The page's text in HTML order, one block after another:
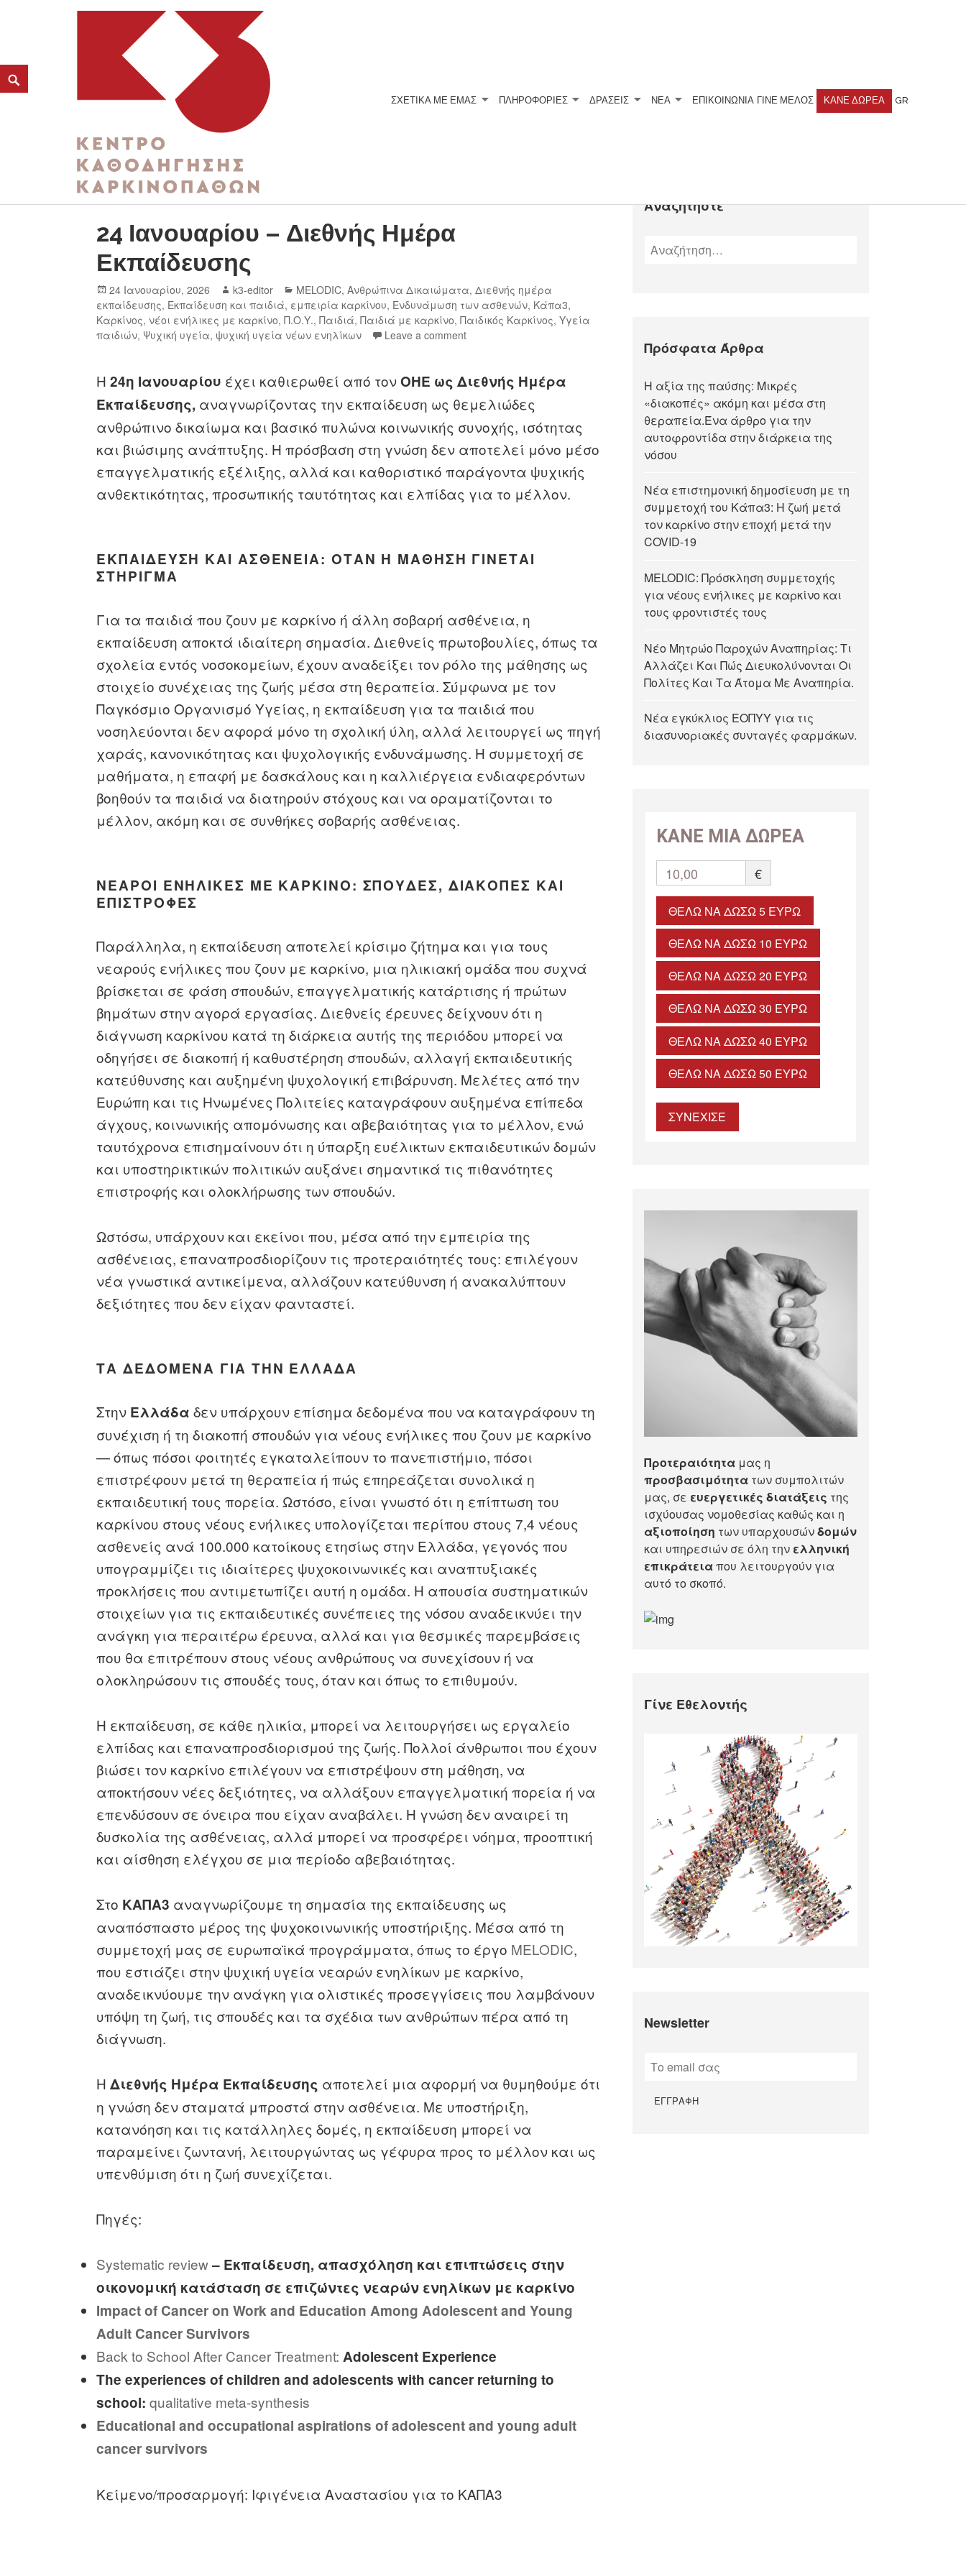
K3
ΚΕΝΤΡΟ ΚΑΘΟΔΗΓΗΣΗΣ ΚΑΡΚΙΝΟΠΑΘΩΝ
ΣΧΕΤΙΚΆ ΜΕ ΕΜΆΣ ΠΛΗΡΟΦΟΡΙΕΣ ΔΡΑΣΕΙΣ ΝΕΑ ΕΠΙΚΟΙΝΩΝΙΑ ΓΊΝΕ ΜΈΛΟΣ ΚΆΝΕ ΔΩΡΕΆ GR
ΚΑΤΗΓΟΡΊΑ:
24 Ιανουαρίου – Διεθνής Ημέρα
Εκπαίδευσης
24 Ιανουαρίου, 2026 k3-editor MELODIC,Ανθρώπινα Δικαιώματα,Διεθνής ημέρα
εκπαίδευσης, Εκπαίδευση και παιδιά, εμπειρία καρκίνου, Ενδυνάμωση των ασθενών, Κάπα3,
Καρκίνος,νέοι ενήλικες με καρκίνο,Π.Ο.Υ.,Παιδιά,Παιδιά με καρκίνο,Παιδικός Καρκίνος,Υγεία
παιδιών, Ψυχική υγεία, ψυχική υγεία νέων ενηλίκων Leave a comment
Η24η Ιανουαρίου έχει καθιερωθεί από τονΟΗΕ ως Διεθνής Ημέρα
Εκπαίδευσης, αναγνωρίζοντας την εκπαίδευση ως θεμελιώδες
ανθρώπινο δικαίωμα και βασικό πυλώνα κοινωνικής συνοχής, ισότητας
και βιώσιμης ανάπτυξης. Η πρόσβαση στη γνώση δεν αποτελεί μόνο μέσο
επαγγελματικής εξέλιξης, αλλά και καθοριστικό παράγοντα ψυχικής
ανθεκτικότητας, προσωπικής ταυτότητας και ελπίδας για το μέλλον.
ΕΚΠΑΊΔΕΥΣΗ ΚΑΙ ΑΣΘΈΝΕΙΑ: ΌΤΑΝ Η ΜΆΘΗΣΗ ΓΊΝΕΤΑΙ
ΣΤΉΡΙΓΜΑ
Για τα παιδιά που ζουν με καρκίνο ή άλλη σοβαρή ασθένεια, η
εκπαίδευση αποκτά ιδιαίτερη σημασία. Διεθνείς πρωτοβουλίες, όπως τα
σχολεία εντός νοσοκομείων, έχουν αναδείξει τον ρόλο της μάθησης ως
στοιχείο συνέχειας της ζωής μέσα στη θεραπεία. Σύμφωνα με τον
Παγκόσμιο Οργανισμό Υγείας, η εκπαίδευση για τα παιδιά που
νοσηλεύονται δεν αφορά μόνο τη σχολική ύλη, αλλά λειτουργεί ως πηγή
χαράς, κανονικότητας και ψυχολογικής ενδυνάμωσης. Η συμμετοχή σε
μαθήματα, η επαφή με δασκάλους και η καλλιέργεια ενδιαφερόντων
βοηθούν τα παιδιά να διατηρούν στόχους και να οραματίζονται το
μέλλον, ακόμη και σε συνθήκες σοβαρής ασθένειας.
ΝΕΑΡΟΊ ΕΝΉΛΙΚΕΣ ΜΕ ΚΑΡΚΊΝΟ: ΣΠΟΥΔΈΣ, ΔΙΑΚΟΠΈΣ ΚΑΙ
ΕΠΙΣΤΡΟΦΈΣ
Παράλληλα, η εκπαίδευση αποτελεί κρίσιμο ζήτημα και για τους
νεαρούς ενήλικες που ζουν με καρκίνο, μια ηλικιακή ομάδα που συχνά
βρίσκεται σε φάση σπουδών, επαγγελματικής κατάρτισης ή πρώτων
βημάτων στην αγορά εργασίας. Διεθνείς έρευνες δείχνουν ότι η
διάγνωση καρκίνου κατά τη διάρκεια αυτής της περιόδου μπορεί να
οδηγήσει σε διακοπή ή καθυστέρηση σπουδών, αλλαγή εκπαιδευτικής
κατεύθυνσης και αυξημένη ψυχολογική επιβάρυνση. Μελέτες από την
Ευρώπη και τις Ηνωμένες Πολιτείες καταγράφουν αυξημένα επίπεδα
άγχους, κοινωνικής απομόνωσης και αβεβαιότητας για το μέλλον, ενώ
ταυτόχρονα επισημαίνουν ότι η ύπαρξη ευέλικτων εκπαιδευτικών δομών
και υποστηρικτικών πολιτικών αυξάνει σημαντικά τις πιθανότητες
επιστροφής και ολοκλήρωσης των σπουδών.
Ωστόσω, υπάρχουν και εκείνοι που, μέσα από την εμπειρία της
ασθένειας, επαναπροσδιορίζουν τις προτεραιότητές τους: επιλέγουν
νέα γνωστικά αντικείμενα, αλλάζουν κατεύθυνση ή ανακαλύπτουν
δεξιότητες που δεν είχαν φανταστεί.
ΤΑ ΔΕΔΟΜΈΝΑ ΓΙΑ ΤΗΝ ΕΛΛΆΔΑ
Στην Ελλάδα δεν υπάρχουν επίσημα δεδομένα που να καταγράφουν τη
συνέχιση ή τη διακοπή σπουδών για νέους ενήλικες που ζουν με καρκίνο
— όπως πόσοι φοιτητές εγκαταλείπουν το πανεπιστήμιο, πόσοι
επιστρέφουν μετά τη θεραπεία ή πώς επηρεάζεται συνολικά η
εκπαιδευτική τους πορεία. Ωστόσο, είναι γνωστό ότι η επίπτωση του
καρκίνου στους νέους ενήλικες υπολογίζεται περίπου στους 7,4 νέους
ασθενείς ανά 100.000 κατοίκους ετησίως στην Ελλάδα, γεγονός που
υπογραμμίζει τις ιδιαίτερες ψυχοκοινωνικές και αναπτυξιακές
προκλήσεις που αντιμετωπίζει αυτή η ομάδα. Η απουσία συστηματικών
στοιχείων για τις εκπαιδευτικές συνέπειες της νόσου αναδεικνύει την
ανάγκη για περαιτέρω έρευνα, αλλά και για θεσμικές παρεμβάσεις
που θα επιτρέπουν στους νέους ανθρώπους να συνεχίσουν ή να
ολοκληρώσουν τις σπουδές τους, όταν και όπως το επιθυμούν.
Η εκπαίδευση, σε κάθε ηλικία, μπορεί να λειτουργήσει ως εργαλείο
ελπίδας και επαναπροσδιορισμού της ζωής. Πολλοί άνθρωποι που έχουν
βιώσει τον καρκίνο επιλέγουν να επιστρέψουν στη μάθηση, να
αποκτήσουν νέες δεξιότητες, να αλλάξουν επαγγελματική πορεία ή να
επενδύσουν σε όνειρα που είχαν αναβάλει. Η γνώση δεν αναιρεί τη
δυσκολία της ασθένειας, αλλά μπορεί να προσφέρει νόημα, προοπτική
και αίσθηση ελέγχου σε μια περίοδο αβεβαιότητας.
Στο ΚΑΠΑ3 αναγνωρίζουμε τη σημασία της εκπαίδευσης ως
αναπόσπαστο μέρος της ψυχοκοινωνικής υποστήριξης. Μέσα από τη
συμμετοχή μας σε ευρωπαϊκά προγράμματα, όπως το έργο MELODIC,
που εστιάζει στην ψυχική υγεία νεαρών ενηλίκων με καρκίνο,
αναδεικνύουμε την ανάγκη για ολιστικές προσεγγίσεις που λαμβάνουν
υπόψη τη ζωή, τις σπουδές και τα σχέδια των ανθρώπων πέρα από τη
διάγνωση.
ΗΔιεθνής Ημέρα Εκπαίδευσης αποτελεί μια αφορμή να θυμηθούμε ότι
η γνώση δεν σταματά μπροστά στην ασθένεια. Με υποστήριξη,
κατανόηση και τις κατάλληλες δομές, η εκπαίδευση μπορεί να
παραμείνει ζωντανή, λειτουργώντας ως γέφυρα προς το μέλλον και ως
υπενθύμιση ότι η ζωή συνεχίζεται.
Πηγές:
Systematic review– Εκπαίδευση, απασχόληση και επιπτώσεις στην
οικονομική κατάσταση σε επιζώντες νεαρών ενηλίκων με καρκίνο
Impact of Cancer on Work and Education Among Adolescent and Young
Adult Cancer Survivors
Back to School After Cancer Treatment: Adolescent Experience
The experiences of children and adolescents with cancer returning to
school:qualitative meta-synthesis
Educational and occupational aspirations of adolescent and young adult
cancer survivors
Κείμενο/προσαρμογή: Ιφιγένεια Αναστασίου για το ΚΑΠΑ3
Αναζητήστε
Πρόσφατα Άρθρα
Η αξία της παύσης: Μικρές
«διακοπές» ακόμη και μέσα στη
θεραπεία.Ένα άρθρο για την
αυτοφροντίδα στην διάρκεια της
νόσου
Νέα επιστημονική δημοσίευση με τη
συμμετοχή του Κάπα3: Η ζωή μετά
τον καρκίνο στην εποχή μετά την
COVID-19
MELODIC: Πρόσκληση συμμετοχής
για νέους ενήλικες με καρκίνο και
τους φροντιστές τους
Νέο Μητρώο Παροχών Αναπηρίας: Τι
Αλλάζει Και Πώς Διευκολύνονται Οι
Πολίτες Και Τα Άτομα Με Αναπηρία.
Νέα εγκύκλιος ΕΟΠΥΥ για τις
διασυνοριακές συνταγές φαρμάκων.
ΚΑΝΕ ΜΙΑ ΔΩΡΕΑ
10,00 €
ΘΈΛΩ ΝΑ ΔΏΣΩ 5 ΕΥΡΏ
ΘΈΛΩ ΝΑ ΔΏΣΩ 10 ΕΥΡΏ
ΘΈΛΩ ΝΑ ΔΏΣΩ 20 ΕΥΡΏ
ΘΈΛΩ ΝΑ ΔΏΣΩ 30 ΕΥΡΏ
ΘΈΛΩ ΝΑ ΔΏΣΩ 40 ΕΥΡΏ
ΘΈΛΩ ΝΑ ΔΏΣΩ 50 ΕΥΡΏ
ΣΥΝΕΧΙΣΕ
Προτεραιότητα μας η
προσβασιμότητα των συμπολιτών
μας, σε ευεργετικές διατάξεις της
ισχύουσας νομοθεσίας καθώς και η
αξιοποίηση των υπαρχουσώνδομών
και υπηρεσιών σε όλη την ελληνική
επικράτειαπου λειτουργούν για
αυτό το σκοπό.​
Γίνε Εθελοντής
Newsletter